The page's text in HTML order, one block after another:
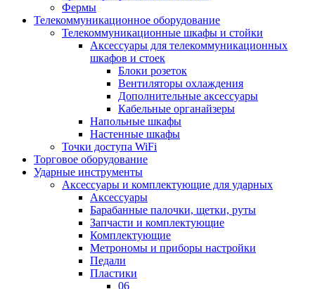
Фермы
Телекоммуникационное оборудование
Телекоммуникационные шкафы и стойки
Аксессуары для телекоммуникационных
шкафов и стоек
Блоки розеток
Вентиляторы охлаждения
Дополнительные аксессуары
Кабельные органайзеры
Напольные шкафы
Настенные шкафы
Точки доступа WiFi
Торговое оборудование
Ударные инструменты
Аксессуары и комплектующие для ударных
Аксессуары
Барабанные палочки, щетки, руты
Запчасти и комплектующие
Комплектующие
Метрономы и приборы настройки
Педали
Пластики
06